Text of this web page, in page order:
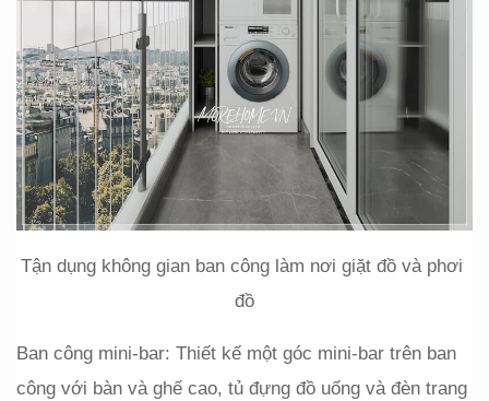
Tận dụng không gian ban công làm nơi giặt đồ và phơi
đồ
Ban công mini-bar: Thiết kế một góc mini-bar trên ban
công với bàn và ghế cao, tủ đựng đồ uống và đèn trang